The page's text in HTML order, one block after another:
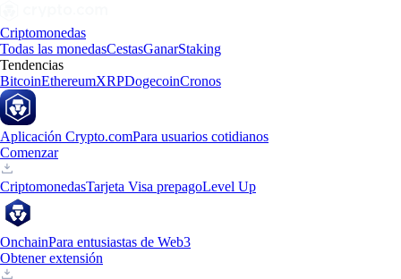
Criptomonedas
Todas las monedasCestasGanarStaking
Tendencias
BitcoinEthereumXRPDogecoinCronos
Aplicación Crypto.comPara usuarios cotidianos
Comenzar
CriptomonedasTarjeta Visa prepagoLevel Up
OnchainPara entusiastas de Web3
Obtener extensión